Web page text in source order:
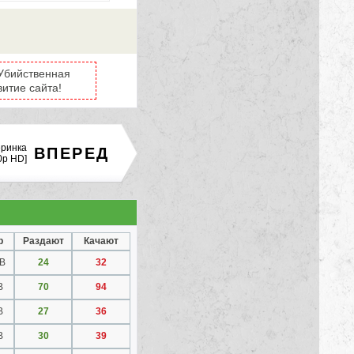
сайта!
ВПЕРЕД
HD]
Раздают
Качают
24 32
70 94
27 36
30 39